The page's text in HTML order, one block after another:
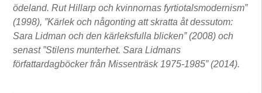
ödeland. Rut Hillarp och kvinnornas fyrtiotalsmodernism”
(1998), ”Kärlek och någonting att skratta åt dessutom:
Sara Lidman och den kärleksfulla blicken” (2008) och
senast ”Stilens munterhet. Sara Lidmans
författardagböcker från Missenträsk 1975-1985” (2014).